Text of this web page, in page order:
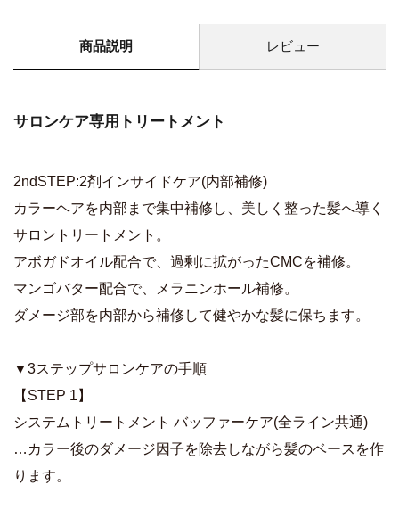
商品説明 レビュー
サロンケア専用トリートメント
2ndSTEP:2剤インサイドケア(内部補修)
カラーヘアを内部まで集中補修し、美しく整った髪へ導く
サロントリートメント。
アボガドオイル配合で、過剰に拡がったCMCを補修。
マンゴバター配合で、メラニンホール補修。
ダメージ部を内部から補修して健やかな髪に保ちます。
▼3ステップサロンケアの手順
【STEP 1】
システムトリートメント バッファーケア(全ライン共通)
…カラー後のダメージ因子を除去しながら髪のベースを作
ります。